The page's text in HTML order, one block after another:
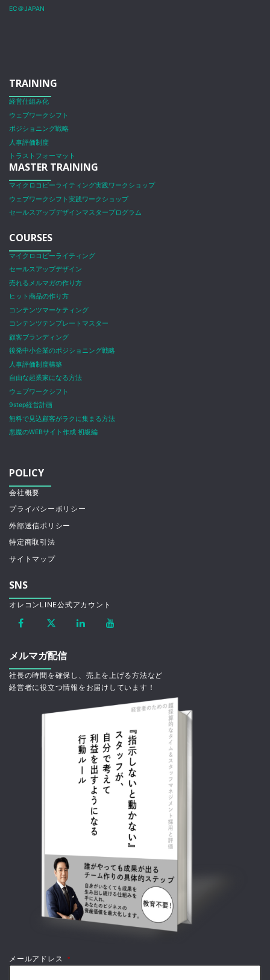
EC＠JAPAN
TRAINING
経営仕組み化
ウェブワークシフト
ポジショニング戦略
人事評価制度
トラストフォーマット
MASTER TRAINING
マイクロコピーライティング実践ワークショップ
ウェブワークシフト実践ワークショップ
セールスアップデザインマスタープログラム
COURSES
マイクロコピーライティング
セールスアップデザイン
売れるメルマガの作り方
ヒット商品の作り方
コンテンツマーケティング
コンテンツテンプレートマスター
顧客ブランディング
後発中小企業のポジショニング戦略
人事評価制度構築
自由な起業家になる方法
ウェブワークシフト
9step経営計画
無料で見込顧客がラクに集まる方法
悪魔のWEBサイト作成 初級編
POLICY
会社概要
プライバシーポリシー
外部送信ポリシー
特定商取引法
サイトマップ
SNS
オレコンLINE公式アカウント
メルマガ配信
社長の時間を確保し、売上を上げる方法など
経営者に役立つ情報をお届けしています！
メールアドレス *